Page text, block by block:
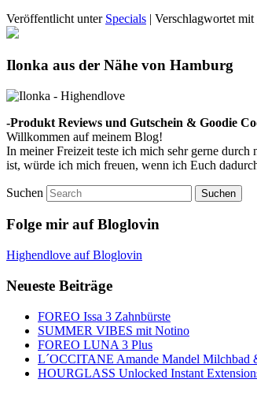
Veröffentlicht unter Specials | Verschlagwortet mit
Ilonka aus der Nähe von Hamburg
-Produkt Reviews und Gutschein & Goodie
Willkommen auf meinem Blog!
In meiner Freizeit teste ich mich sehr gerne
ist, würde ich mich freuen, wenn ich Euch
Suchen
Folge mir auf Bloglovin
Highendlove auf Bloglovin
Neueste Beiträge
FOREO Issa 3 Zahnbürste
SUMMER VIBES mit Notino
FOREO LUNA 3 Plus
L´OCCITANE Amande Mandel Milchbad
HOURGLASS Unlocked Instant